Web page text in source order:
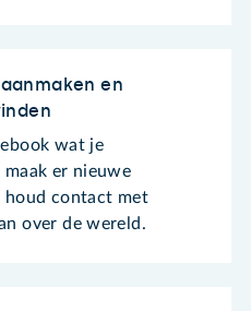
en
wat je
maak er nieuwe
houd contact met
over de wereld.